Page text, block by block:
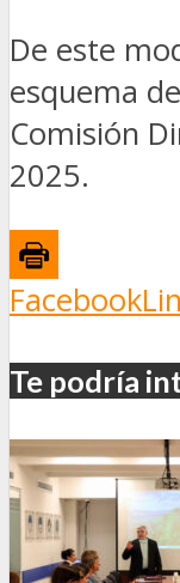
De este
esquema
Comisión
2025.
Facebook
Te podría